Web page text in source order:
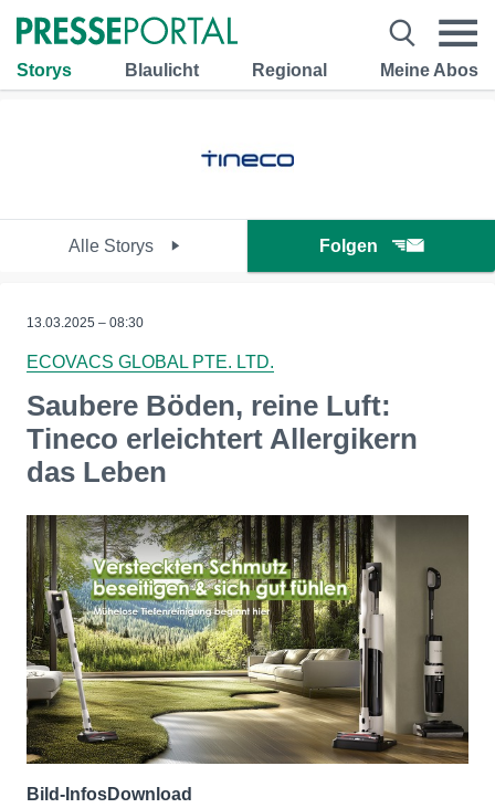
Storys Blaulicht Regional Meine Abos
Alle Storys Folgen
13.03.2025 – 08:30
ECOVACS GLOBAL PTE. LTD.
Saubere Böden, reine Luft:
Tineco erleichtert Allergikern
das Leben
Bild-InfosDownload